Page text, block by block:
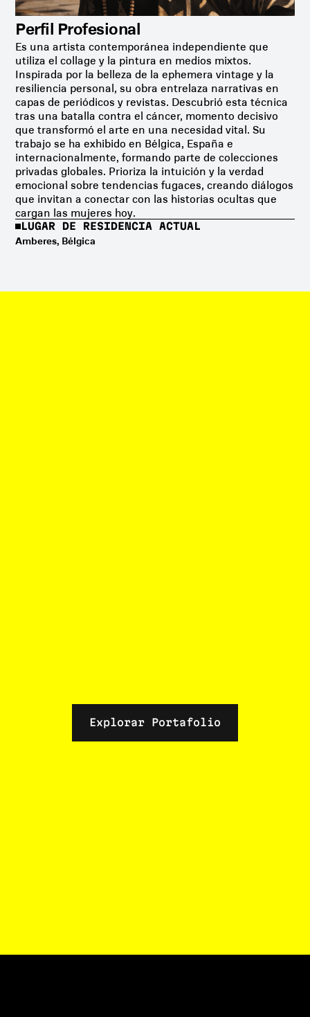
Perfil Profesional
Es una artista contemporánea independiente que
utiliza el collage y la pintura en medios mixtos.
Inspirada por la belleza de la ephemera vintage y la
resiliencia personal, su obra entrelaza narrativas en
capas de periódicos y revistas. Descubrió esta técnica
tras una batalla contra el cáncer, momento decisivo
que transformó el arte en una necesidad vital. Su
trabajo se ha exhibido en Bélgica, España e
internacionalmente, formando parte de colecciones
privadas globales. Prioriza la intuición y la verdad
emocional sobre tendencias fugaces, creando diálogos
que invitan a conectar con las historias ocultas que
cargan las mujeres hoy.
LUGAR DE RESIDENCIA ACTUAL
Amberes, Bélgica
Explorar Portafolio